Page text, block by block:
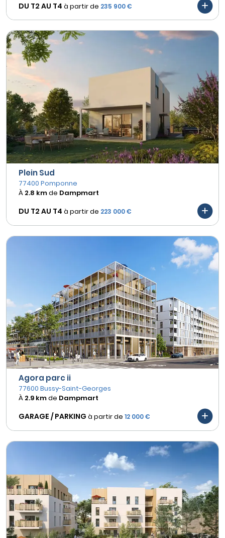
DU T2 AU T4 à partir de 235 900 €
Plein Sud
77400 Pomponne
À 2.8 kmde Dampmart
DU T2 AU T4 à partir de 223 000 €
Agora parc ii
77600 Bussy-Saint-Georges
À 2.9 kmde Dampmart
GARAGE / PARKING à partir de 12 000 €